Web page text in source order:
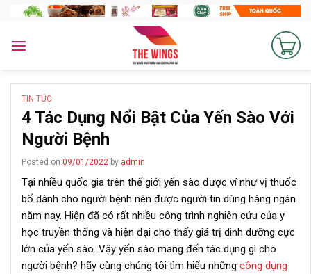
content
TIN TỨC
4 Tác Dụng Nổi Bật Của Yến Sào Với
Người Bệnh
Posted on 09/01/2022 by admin
Tại nhiều quốc gia trên thế giới yến sào được ví như vị thuốc
bổ dành cho người bệnh nên được người tin dùng hàng ngàn
năm nay. Hiện đã có rất nhiều công trình nghiên cứu của y
học truyền thống và hiện đại cho thấy giá trị dinh dưỡng cực
lớn của yến sào. Vậy yến sào mang đến tác dụng gì cho
người bệnh? hãy cùng chúng tôi tìm hiểu những công dụng